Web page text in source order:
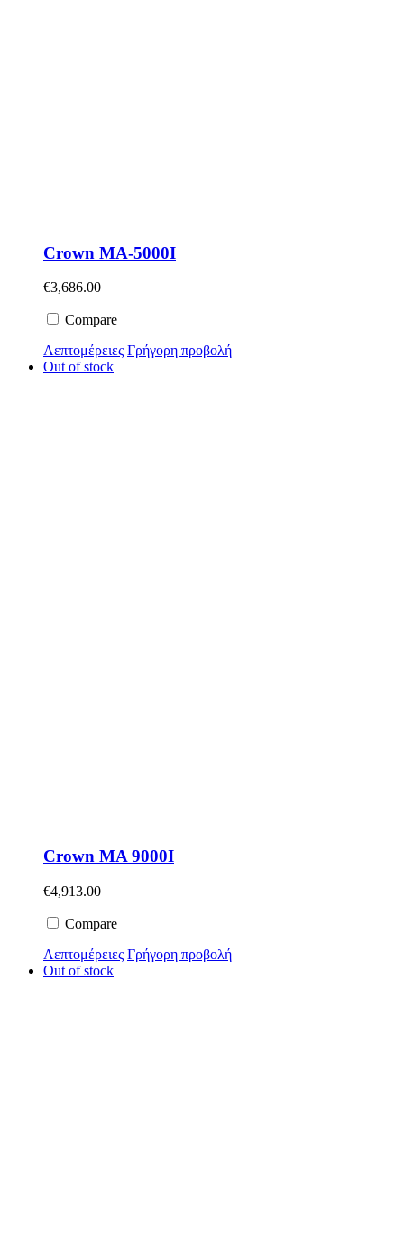
Crown MA-5000I
€3,686.00
Compare
Λεπτομέρειες Γρήγορη προβολή
Out of stock
Crown MA 9000I
€4,913.00
Compare
Λεπτομέρειες Γρήγορη προβολή
Out of stock